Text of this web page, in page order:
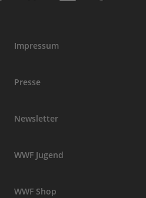
Impressum
Presse
Newsletter
WWF Jugend
WWF Shop